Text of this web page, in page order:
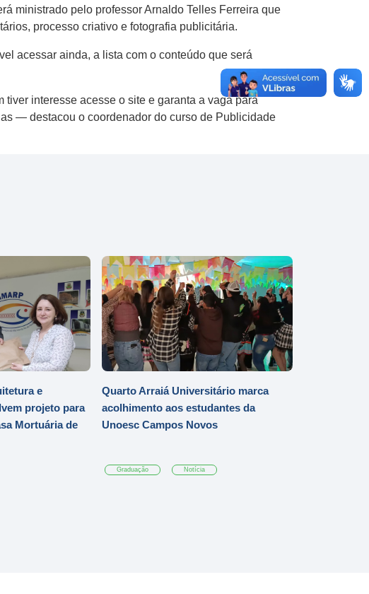
ministrado pelo professor Arnaldo Telles Ferreira que
processo criativo e fotografia publicitária.
acessar ainda, a lista com o conteúdo que será
interesse acesse o site e garanta a vaga para
— destacou o coordenador do curso de Publicidade
e
projeto para
Mortuária de
Quarto Arraiá Universitário marca
acolhimento aos estudantes da
Unoesc Campos Novos
Graduação Notícia